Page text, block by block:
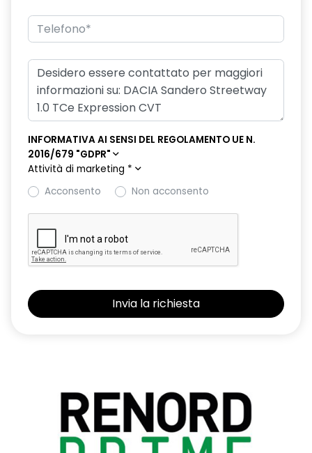
INFORMATIVA AI SENSI DEL REGOLAMENTO UE N.
2016/679 "GDPR"
Attività di marketing *
Acconsento
Non acconsento